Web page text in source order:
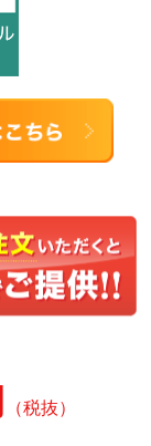
（税抜）